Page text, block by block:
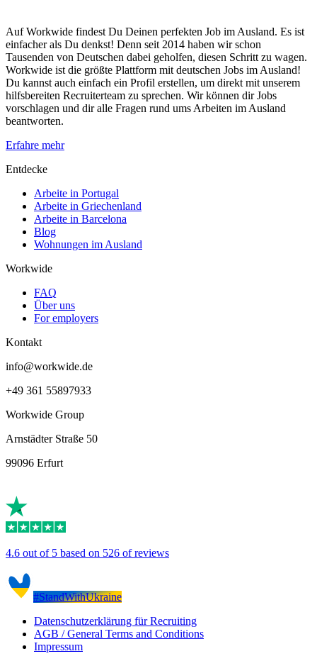
Auf Workwide findest Du Deinen perfekten Job im Ausland. Es ist
einfacher als Du denkst! Denn seit 2014 haben wir schon
Tausenden von Deutschen dabei geholfen, diesen Schritt zu wagen.
Workwide ist die größte Plattform mit deutschen Jobs im Ausland!
Du kannst auch einfach ein Profil erstellen, um direkt mit unserem
hilfsbereiten Recruiterteam zu sprechen. Wir können dir Jobs
vorschlagen und dir alle Fragen rund ums Arbeiten im Ausland
beantworten.
Erfahre mehr
Entdecke
Arbeite in Portugal
Arbeite in Griechenland
Arbeite in Barcelona
Blog
Wohnungen im Ausland
Workwide
FAQ
Über uns
For employers
Kontakt
info@workwide.de
+49 361 55897933
Workwide Group
Arnstädter Straße 50
99096 Erfurt
4.6 out of 5 based on 526 of reviews
#StandWithUkraine
Datenschutzerklärung für Recruiting
AGB / General Terms and Conditions
Impressum